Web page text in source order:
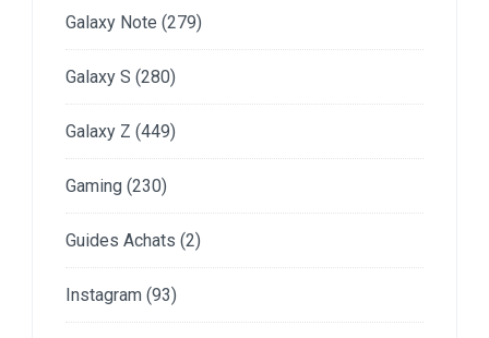
Galaxy Note (279)
Galaxy S (280)
Galaxy Z (449)
Gaming (230)
Guides Achats (2)
Instagram (93)